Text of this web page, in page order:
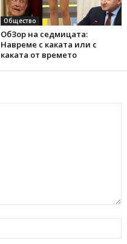
Общество
ОбЗор на седмицата:
Навреме с каката или с
каката от времето